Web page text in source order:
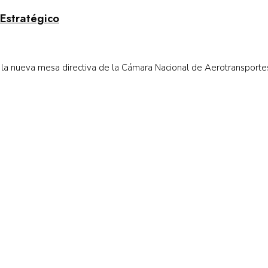
nueva mesa directiva de la Cámara Nacional de